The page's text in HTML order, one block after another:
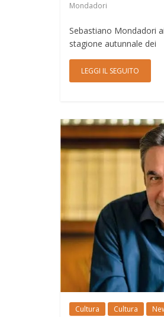
Mondadori
Sebastiano Mondadori
stagione autunnale dei
LEGGI IL SEGUITO
Cultura Cultura